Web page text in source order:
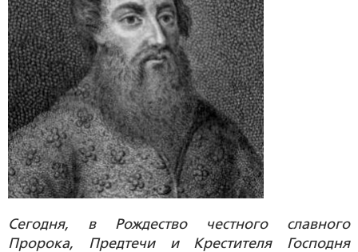
Сегодня, в Рождество честного славного
Пророка, Предтечи и Крестителя Господня